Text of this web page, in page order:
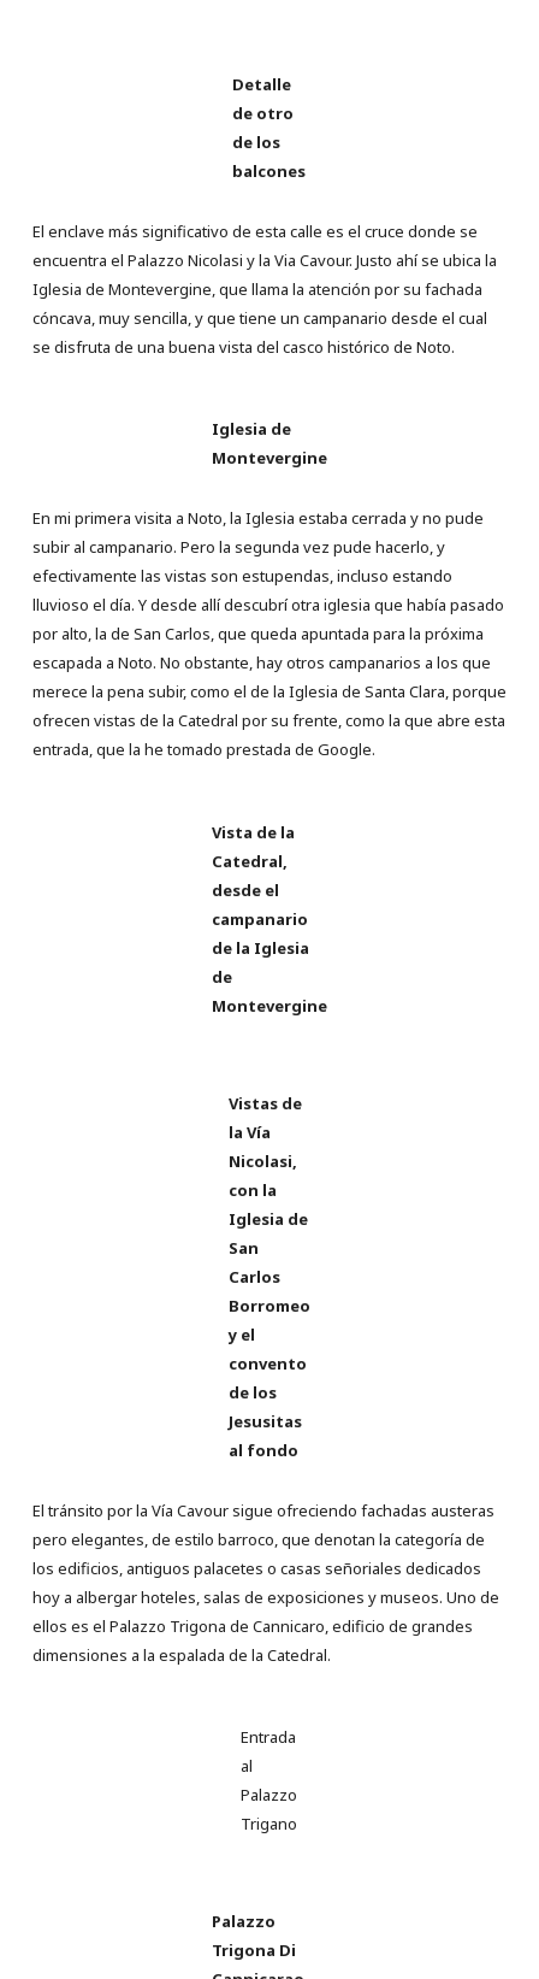
Detalle
de otro
de los
balcones
El enclave más significativo de esta calle es el cruce donde se
encuentra el Palazzo Nicolasi y la Via Cavour. Justo ahí se ubica la
Iglesia de Montevergine, que llama la atención por su fachada
cóncava, muy sencilla, y que tiene un campanario desde el cual
se disfruta de una buena vista del casco histórico de Noto.
Iglesia de
Montevergine
En mi primera visita a Noto, la Iglesia estaba cerrada y no pude
subir al campanario. Pero la segunda vez pude hacerlo, y
efectivamente las vistas son estupendas, incluso estando
lluvioso el día. Y desde allí descubrí otra iglesia que había pasado
por alto, la de San Carlos, que queda apuntada para la próxima
escapada a Noto. No obstante, hay otros campanarios a los que
merece la pena subir, como el de la Iglesia de Santa Clara, porque
ofrecen vistas de la Catedral por su frente, como la que abre esta
entrada, que la he tomado prestada de Google.
Vista de la
Catedral,
desde el
campanario
de la Iglesia
de
Montevergine
Vistas de
la Vía
Nicolasi,
con la
Iglesia de
San
Carlos
Borromeo
y el
convento
de los
Jesusitas
al fondo
El tránsito por la Vía Cavour sigue ofreciendo fachadas austeras
pero elegantes, de estilo barroco, que denotan la categoría de
los edificios, antiguos palacetes o casas señoriales dedicados
hoy a albergar hoteles, salas de exposiciones y museos. Uno de
ellos es el Palazzo Trigona de Cannicaro, edificio de grandes
dimensiones a la espalada de la Catedral.
Entrada
al
Palazzo
Trigano
Palazzo
Trigona Di